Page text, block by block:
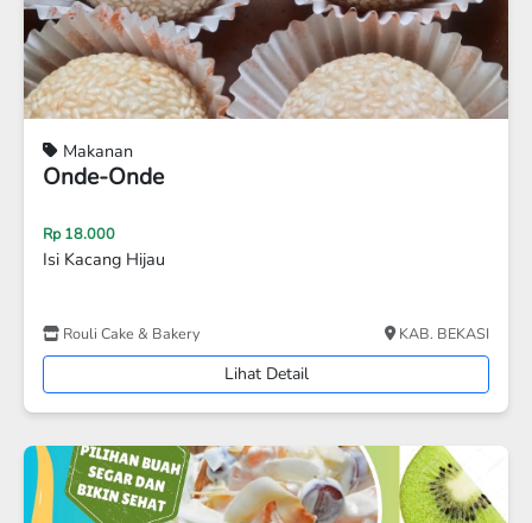
Makanan
Kripik Pisang
Rp 70.000
Isi 1 Kg. Rasa Manis dan Asin
Pawon Ibu Lea KOTA BEKASI
Lihat Detail
Disc 23%